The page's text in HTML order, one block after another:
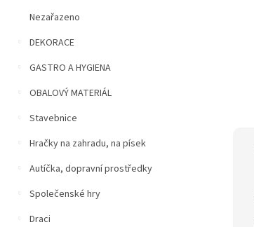
Nezařazeno
DEKORACE
GASTRO A HYGIENA
OBALOVÝ MATERIÁL
Stavebnice
Hračky na zahradu, na písek
Autíčka, dopravní prostředky
Společenské hry
Draci